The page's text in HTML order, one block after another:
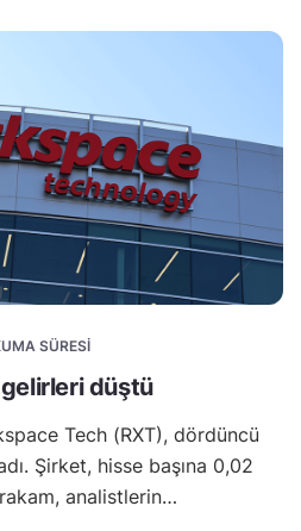
SÜRESI
düştü
Tech (RXT), dördüncü
Şirket, hisse başına 0,02
analistlerin…